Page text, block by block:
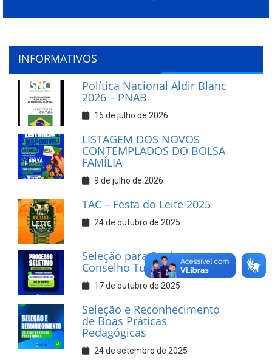
INFORMATIVOS
Política Nacional Aldir Blanc
2026 – PNAB
15 de julho de 2026
LISTAGEM DOS NOVOS
CONTEMPLADOS DO BOLSA
FAMÍLIA
9 de julho de 2026
TAC – Festa do Leite 2025
24 de outubro de 2025
Seleção para Suplentes do
Conselho Tutelar
17 de outubro de 2025
Seleção e Reconhecimento
de Boas Práticas
Pedagógicas
24 de setembro de 2025